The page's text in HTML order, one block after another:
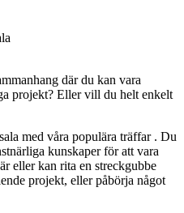
där du kan vara
projekt? Eller vill du helt enkelt
med våra populära träffar . Du
kunskaper för att vara
eller kan rita en streckgubbe
projekt, eller påbörja något